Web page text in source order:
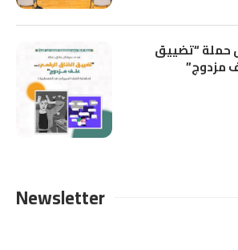
“تضييق
مزدوج”
Newsletter